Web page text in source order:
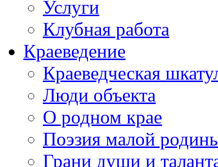
Услуги
Клубная работа
Краеведение
Краеведческая
Люди объекта
О родном крае
Поэзия малой
Грани души и